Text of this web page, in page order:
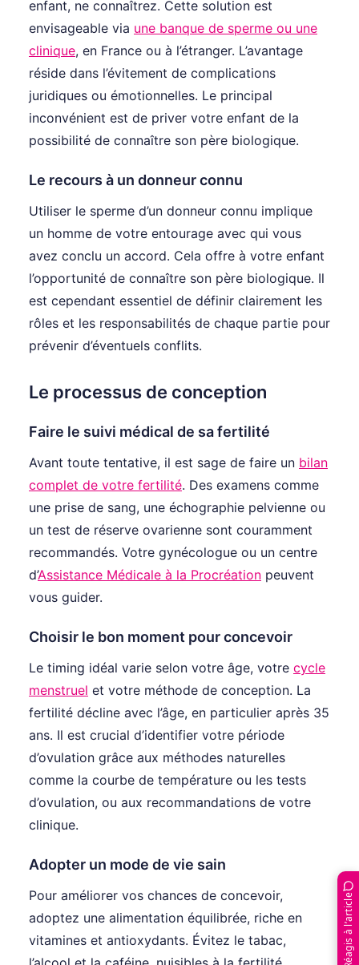
enfant, ne connaîtrez. Cette solution est
envisageable via une banque de sperme ou une
clinique, en France ou à l’étranger. L’avantage
réside dans l’évitement de complications
juridiques ou émotionnelles. Le principal
inconvénient est de priver votre enfant de la
possibilité de connaître son père biologique.
Le recours à un donneur connu
Utiliser le sperme d’un donneur connu implique
un homme de votre entourage avec qui vous
avez conclu un accord. Cela offre à votre enfant
l’opportunité de connaître son père biologique. Il
est cependant essentiel de définir clairement les
rôles et les responsabilités de chaque partie pour
prévenir d’éventuels conflits.
Le processus de conception
Faire le suivi médical de sa fertilité
Avant toute tentative, il est sage de faire un bilan
complet de votre fertilité. Des examens comme
une prise de sang, une échographie pelvienne ou
un test de réserve ovarienne sont couramment
recommandés. Votre gynécologue ou un centre
d’Assistance Médicale à la Procréation peuvent
vous guider.
Choisir le bon moment pour concevoir
Le timing idéal varie selon votre âge, votre cycle
menstruel et votre méthode de conception. La
fertilité décline avec l’âge, en particulier après 35
ans. Il est crucial d’identifier votre période
d’ovulation grâce aux méthodes naturelles
comme la courbe de température ou les tests
d’ovulation, ou aux recommandations de votre
clinique.
Adopter un mode de vie sain
Pour améliorer vos chances de concevoir,
adoptez une alimentation équilibrée, riche en
vitamines et antioxydants. Évitez le tabac,
Réagis à l’article